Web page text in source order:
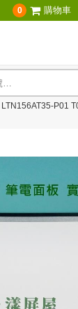
0 購物車
LTN156AT35-P01